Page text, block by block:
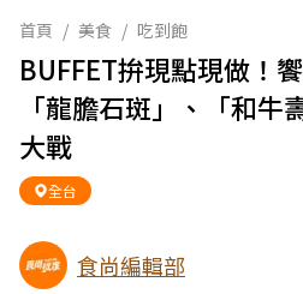
首頁 / 美食 / 吃到飽
BUFFET拚現點現做！
「龍膽石斑」、「和牛
大戰
全台
食尚編輯部